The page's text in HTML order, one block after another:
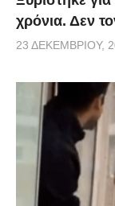
χρόνια. Δεν
23 ΔΕΚΕΜΒΡΊΟΥ,